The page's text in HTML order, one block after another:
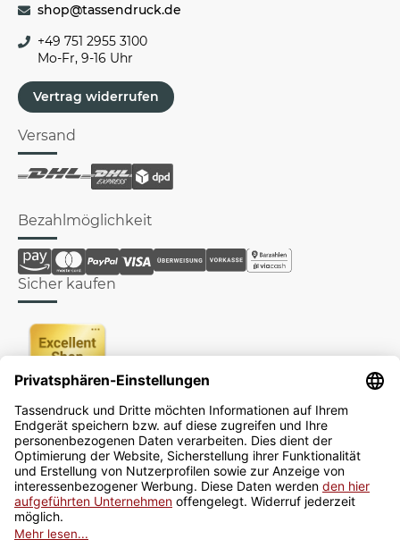
shop@tassendruck.de
+49 751 2955 3100
Mo-Fr, 9-16 Uhr
Vertrag widerrufen
Versand
Bezahlmöglichkeit
Sicher kaufen
Newsletter